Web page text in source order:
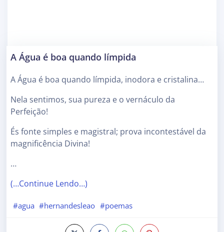
A Água é boa quando límpida
A Água é boa quando límpida, inodora e cristalina…
Nela sentimos, sua pureza e o vernáculo da
Perfeição!
És fonte simples e magistral; prova incontestável da
magnificência Divina!
…
(…Continue Lendo…)
#agua #hernandesleao #poemas